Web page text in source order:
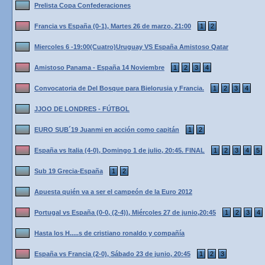
Prelista Copa Confederaciones
Francia vs España (0-1), Martes 26 de marzo, 21:00 1 2
Miercoles 6 -19:00(Cuatro)Uruguay VS España Amistoso Qatar
Amistoso Panama - España 14 Noviembre 1 2 3 4
Convocatoria de Del Bosque para Bielorusia y Francia. 1 2 3 4
JJOO DE LONDRES - FÚTBOL
EURO SUB´19 Juanmi en acción como capitán 1 2
España vs Italia (4-0), Domingo 1 de julio, 20:45. FINAL 1 2 3 4 5
Sub 19 Grecia-España 1 2
Apuesta quién va a ser el campeón de la Euro 2012
Portugal vs España (0-0, (2-4)), Miércoles 27 de junio,20:45 1 2 3 4
Hasta los H.....s de cristiano ronaldo y compañía
España vs Francia (2-0), Sábado 23 de junio, 20:45 1 2 3